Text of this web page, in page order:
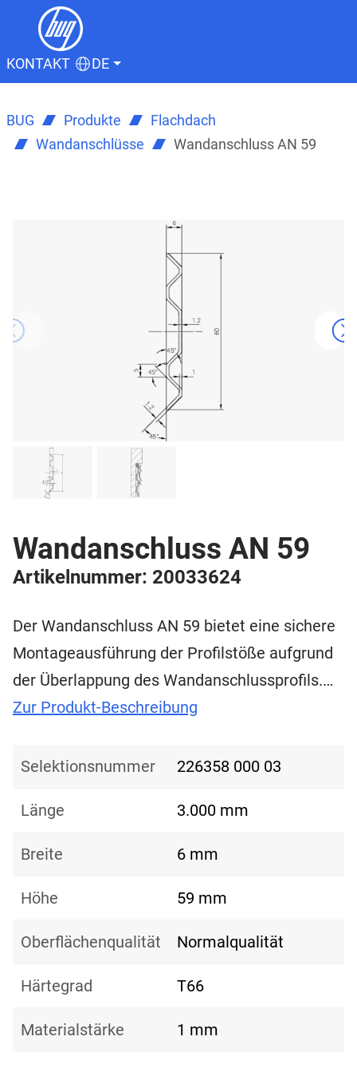
KONTAKT DE
BUG Produkte
Flachdach
Wandanschlüsse
Wandanschluss AN 59
Wandanschluss AN 59
Artikelnummer: 20033624
Der Wandanschluss AN 59 bietet eine sichere
Montageausführung der Profilstöße aufgrund
der Überlappung des Wandanschlussprofils.…
Zur Produkt-Beschreibung
Selektionsnummer 226358 000 03
Länge 3.000 mm
Breite 6 mm
Höhe 59 mm
Oberflächenqualität Normalqualität
Härtegrad T66
Materialstärke 1 mm